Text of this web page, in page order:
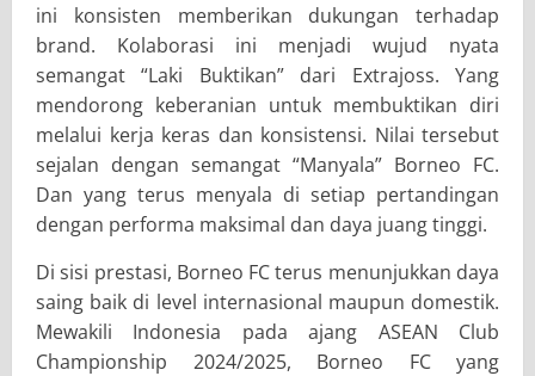
ini konsisten memberikan dukungan terhadap
brand. Kolaborasi ini menjadi wujud nyata
semangat “Laki Buktikan” dari Extrajoss. Yang
mendorong keberanian untuk membuktikan diri
melalui kerja keras dan konsistensi. Nilai tersebut
sejalan dengan semangat “Manyala” Borneo FC.
Dan yang terus menyala di setiap pertandingan
dengan performa maksimal dan daya juang tinggi.
Di sisi prestasi, Borneo FC terus menunjukkan daya
saing baik di level internasional maupun domestik.
Mewakili Indonesia pada ajang ASEAN Club
Championship 2024/2025, Borneo FC yang